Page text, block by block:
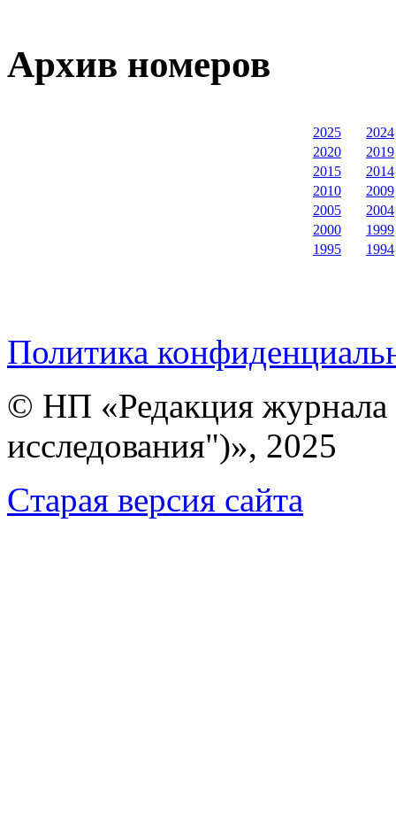
Архив номеров
2025
2024
2020
2019
2015
2014
2010
2009
2005
2004
2000
1999
1995
1994
Политика
© НП «Редакция
исследования")», 2025
Cтарая версия сайта